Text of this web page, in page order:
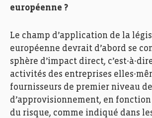
européenne ?
Le champ d’application de la
européenne devrait d’abord se
sphère d’impact direct, c’est-à-
activités des entreprises elles-
fournisseurs de premier niveau
d’approvisionnement, en
du risque, comme indiqué dans